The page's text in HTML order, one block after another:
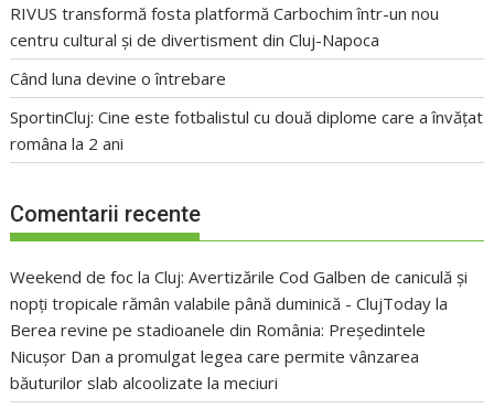
RIVUS transformă fosta platformă Carbochim într-un nou
centru cultural și de divertisment din Cluj-Napoca
Când luna devine o întrebare
SportinCluj: Cine este fotbalistul cu două diplome care a învățat
româna la 2 ani
Comentarii recente
Weekend de foc la Cluj: Avertizările Cod Galben de caniculă și
nopți tropicale rămân valabile până duminică - ClujToday la
Berea revine pe stadioanele din România: Președintele
Nicușor Dan a promulgat legea care permite vânzarea
băuturilor slab alcoolizate la meciuri